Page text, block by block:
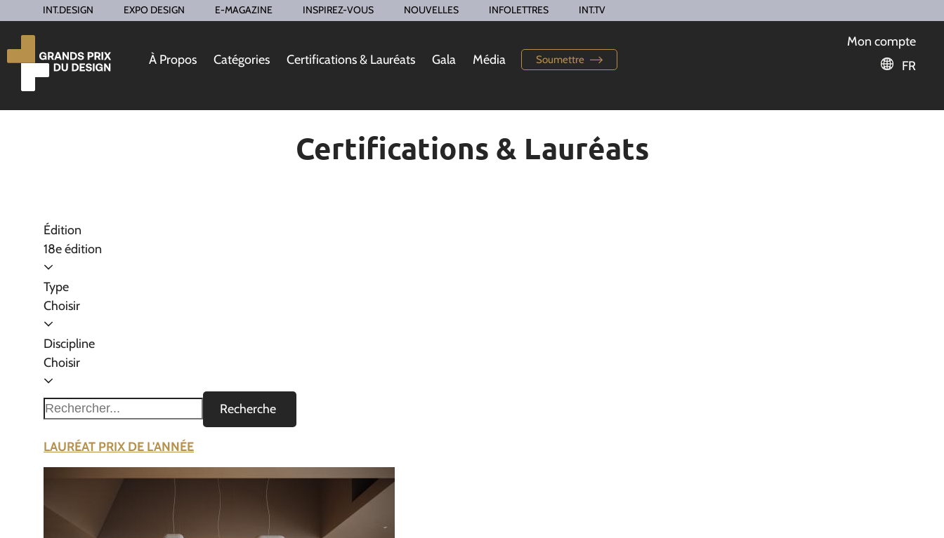
INT.DESIGN EXPO DESIGN E-MAGAZINE INSPIREZ-VOUS NOUVELLES INFOLETTRES INT.TV
À Propos Catégories Certifications & Lauréats Gala Média Soumettre
Mon compte
FR
Certifications & Lauréats
Édition
18e édition
Type
Choisir
Discipline
Choisir
Recherche
LAURÉAT PRIX DE L'ANNÉE